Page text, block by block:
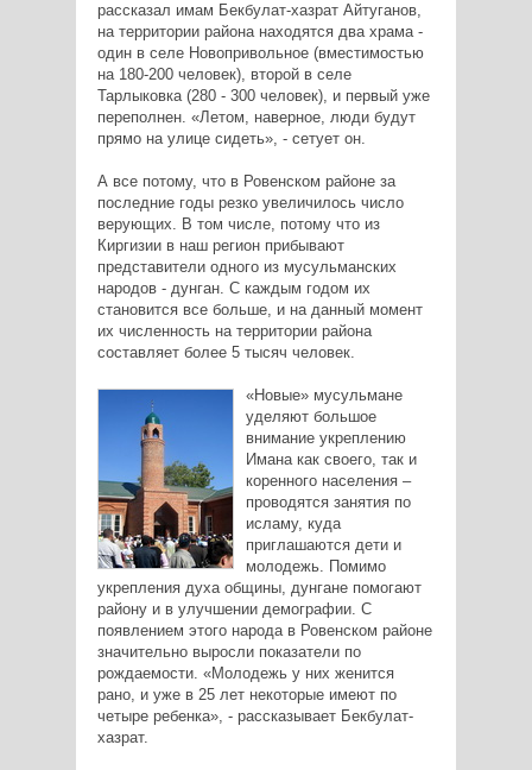
рассказал имам Бекбулат-хазрат Айтуганов,
на территории района находятся два храма -
один в селе Новопривольное (вместимостью
на 180-200 человек), второй в селе
Тарлыковка (280 - 300 человек), и первый уже
переполнен. «Летом, наверное, люди будут
прямо на улице сидеть», - сетует он.
А все потому, что в Ровенском районе за
последние годы резко увеличилось число
верующих. В том числе, потому что из
Киргизии в наш регион прибывают
представители одного из мусульманских
народов - дунган. С каждым годом их
становится все больше, и на данный момент
их численность на территории района
составляет более 5 тысяч человек.
«Новые» мусульмане
уделяют большое
внимание укреплению
Имана как своего, так и
коренного населения –
проводятся занятия по
исламу, куда
приглашаются дети и
молодежь. Помимо
укрепления духа общины, дунгане помогают
району и в улучшении демографии. С
появлением этого народа в Ровенском районе
значительно выросли показатели по
рождаемости. «Молодежь у них женится
рано, и уже в 25 лет некоторые имеют по
четыре ребенка», - рассказывает Бекбулат-
хазрат.